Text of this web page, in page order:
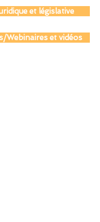
éducative
et législative